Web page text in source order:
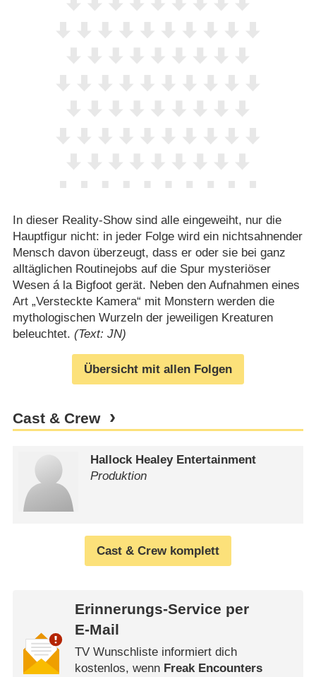
In dieser Reality-Show sind alle eingeweiht, nur die
Hauptfigur nicht: in jeder Folge wird ein nichtsahnender
Mensch davon überzeugt, dass er oder sie bei ganz
alltäglichen Routinejobs auf die Spur mysteriöser
Wesen á la Bigfoot gerät. Neben den Aufnahmen eines
Art „Versteckte Kamera“ mit Monstern werden die
mythologischen Wurzeln der jeweiligen Kreaturen
beleuchtet. (Text: JN)
Übersicht mit allen Folgen
Cast & Crew
Hallock Healey Entertainment
Produktion
Cast & Crew komplett
Erinnerungs-Service per
E-Mail
TV Wunschliste informiert dich
kostenlos, wenn Freak Encounters